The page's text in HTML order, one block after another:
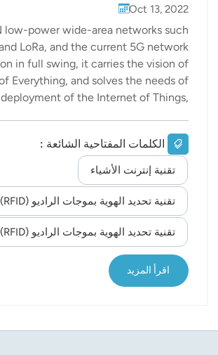
Polski
แบบไทย
Indonesia
norsk
magyar
الحيوية بتفضيل السوق.
Oct 13, 2022
low-power wide-area networks such
LoRa, and the current 5G network
in full swing, it carries the vision of
Everything, and solves the needs of
of the Internet of Things,
connection. According to data, LPWAN
is in 2018. The compound annual
2023 is 109%, which will open up
dollar IoT market and promote the
IoT in vertical fields such as industry,
logistics and traceability. The new
benefits from IoT technology and
transformation and upgrading In
the rapid development of China's
has exceeded expectations. Mobile
الكلمات المفتاحية الشائعة :
تقنية إنترنت الأشياء
تقنية تحديد الهوية بموجات الراديو (RFID)
تقنية تحديد الهوية بموجات الراديو (RFID)
اقرأ المزيد